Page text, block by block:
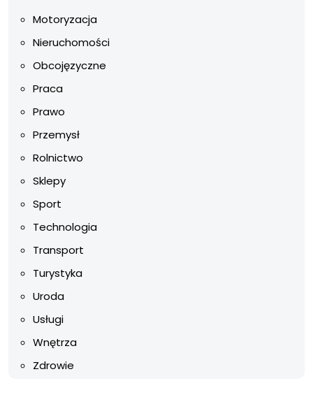
Motoryzacja
Nieruchomości
Obcojęzyczne
Praca
Prawo
Przemysł
Rolnictwo
Sklepy
Sport
Technologia
Transport
Turystyka
Uroda
Usługi
Wnętrza
Zdrowie